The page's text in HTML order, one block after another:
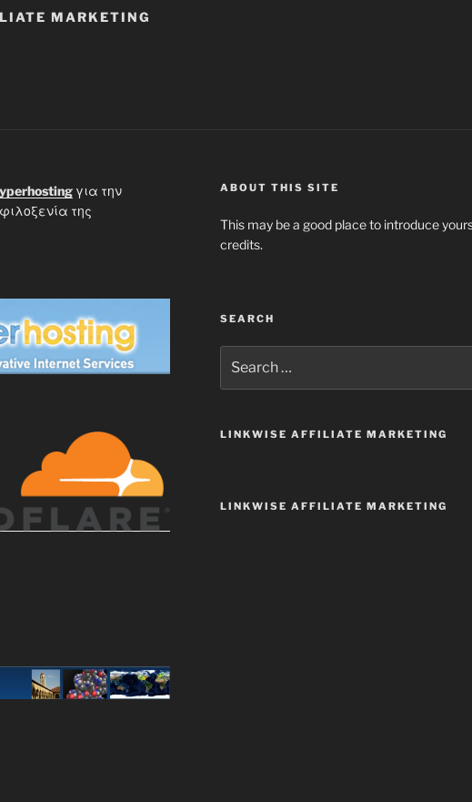
MARKETING
για την
της
ABOUT THIS SITE
This may be a good place to introduce
credits.
SEARCH
for:
LINKWISE AFFILIATE MARKETING
LINKWISE AFFILIATE MARKETING